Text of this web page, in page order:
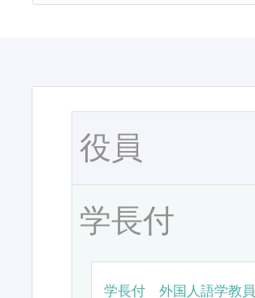
役員
学長付
学長付 外国人語学教員